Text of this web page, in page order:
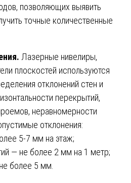
позволяющих выявить
точные количественные
Лазерные нивелиры,
плоскостей используются
отклонений стен и
перекрытий,
неравномерности
отклонения:
5-7 мм на этаж;
— не более 2 мм на 1 метр;
более 5 мм.